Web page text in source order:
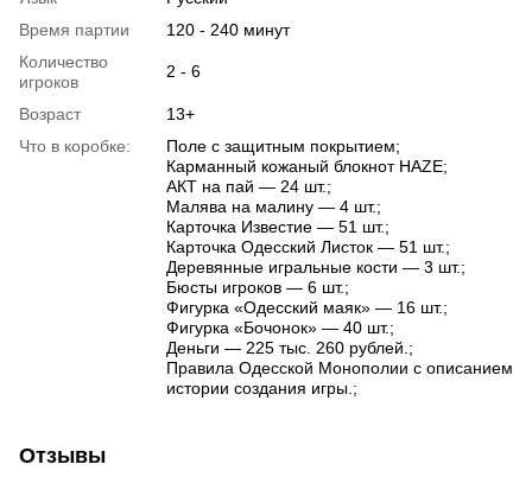
Время партии
120 - 240 минут
Количество
игроков
2 - 6
Возраст
13+
Что в коробке:
Поле с защитным покрытием;
Карманный кожаный блокнот HAZE;
АКТ на пай — 24 шт.;
Малява на малину — 4 шт.;
Карточка Известие — 51 шт.;
Карточка Одесский Листок — 51 шт.;
Деревянные игральные кости — 3 шт.;
Бюсты игроков — 6 шт.;
Фигурка «Одесский маяк» — 16 шт.;
Фигурка «Бочонок» — 40 шт.;
Деньги — 225 тыс. 260 рублей.;
Правила Одесской Монополии с описанием
истории создания игры.;
Отзывы